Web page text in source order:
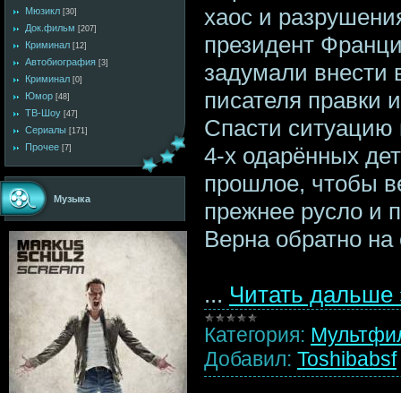
Мюзикл [30]
Док.фильм [207]
Криминал [12]
Автобиография [3]
Криминал [0]
Юмор [48]
ТВ-Шоу [47]
Сериалы [171]
Прочее [7]
Музыка
хаос и
президент
задумали внести
писателя правки
Спасти
4-х одарённых
прошлое, чтобы
прежнее русло и
Верна обратно на
... Читать дальше
Категория:
Добавил: Toshibabsf